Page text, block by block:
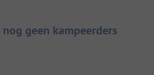
geen kampeerders